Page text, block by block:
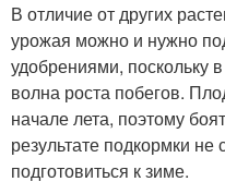
В отличие от других
урожая можно и нужно
удобрениями, поскольку
волна роста побегов.
начале лета, поэтому
результате подкормки не
подготовиться к зиме.